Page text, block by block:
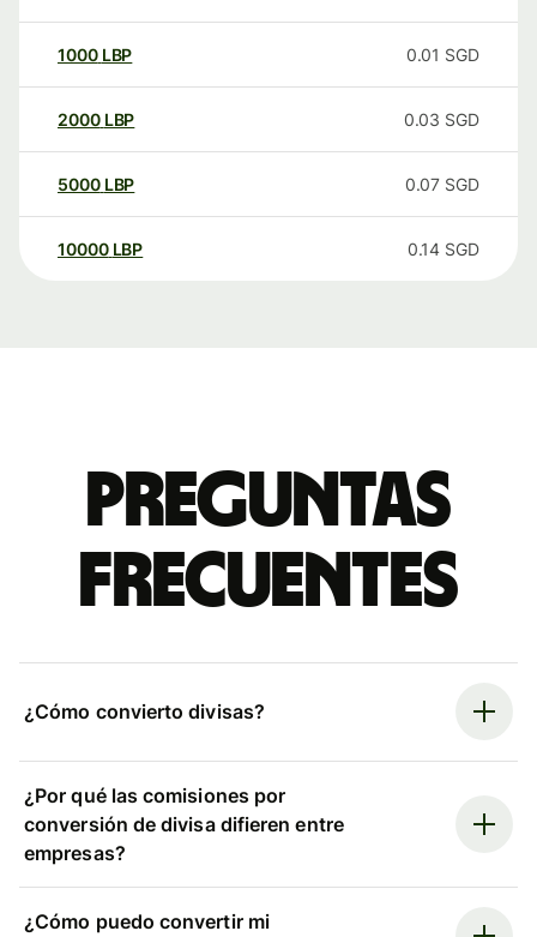
1000 LBP 0.01 SGD
2000 LBP 0.03 SGD
5000 LBP 0.07 SGD
10000 LBP 0.14 SGD
Preguntas
frecuentes
¿Cómo convierto divisas?
¿Por qué las comisiones por
conversión de divisa difieren entre
empresas?
¿Cómo puedo convertir mi